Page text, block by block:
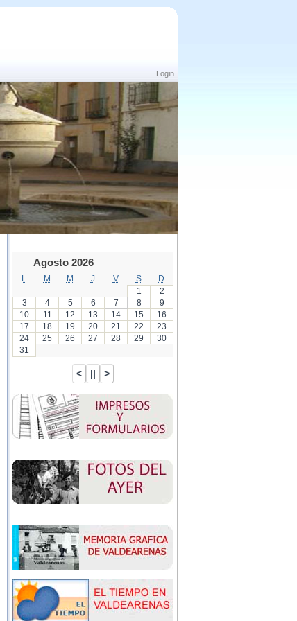
Login
Agosto 2026
M M J V S
D
1
2
3
4 5 6 7 8
9
10
11 12 13 14 15
16
17
18 19 20 21 22
23
24
25 26 27 28 29
30
31